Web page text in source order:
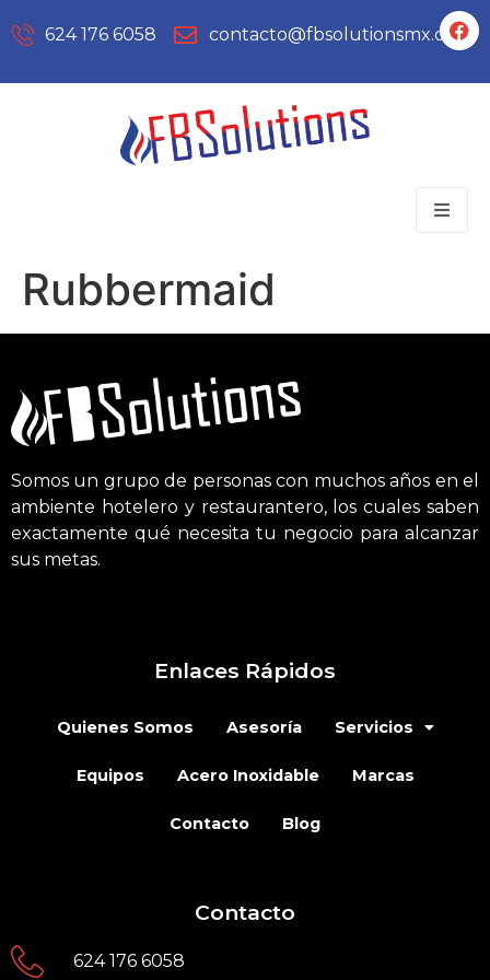
624 176 6058 contacto@fbsolutionsmx.com
Rubbermaid
Somos un grupo de personas con muchos años en el
ambiente hotelero y restaurantero, los cuales saben
exactamente qué necesita tu negocio para alcanzar
sus metas.
Enlaces Rápidos
Quienes Somos Asesoría Servicios
Equipos Acero Inoxidable Marcas
Contacto Blog
Contacto
624 176 6058